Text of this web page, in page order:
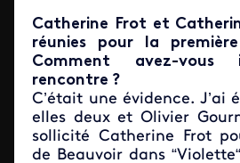
Catherine Frot et
réunies pour la
Comment avez-vous
rencontre ?
C’était une évidence.
elles deux et Olivier
sollicité Catherine Frot
de Beauvoir dans